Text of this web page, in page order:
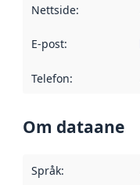
Nettside:
E-post:
Telefon:
Om dataane
Språk: